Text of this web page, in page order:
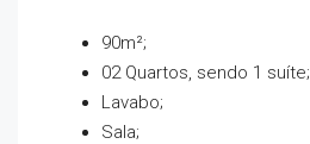
90m²;
02 Quartos, sendo 1 suíte;
Lavabo;
Sala;